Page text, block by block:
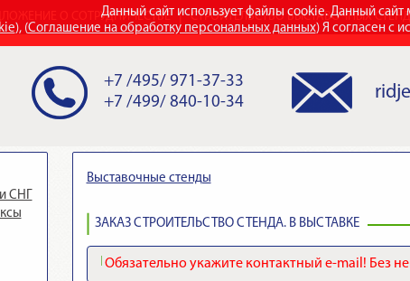
Данный сайт использует файлы cookie. Данный
), (Соглашение на обработку персональных данных) Я согласен с
О СОТРУДНИЧЕСТВЕ СТРОИТЕЛЬСТВО ВЫСТАВОЧНЫХ
+7 /495/ 971-37-33
+7 /499/ 840-10-34
СНГ
Выставочные стенды
ЗАКАЗ СТРОИТЕЛЬСТВО СТЕНДА. В ВЫСТАВКЕ
Обязательно укажите контактный e-mail! Без